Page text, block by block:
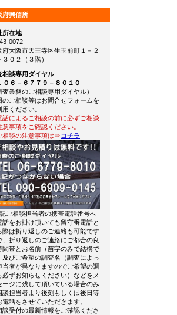
府興信所
所在地
0072
府大阪市天王寺区生玉前町１－２
３０２（３階）
相談専用ダイヤル
０６－６７７９－８０１０
査業務のご相談専用ダイヤル）
のご相談等はお問合せフォームを
用ください。
話によるご相談の前に必ずご相談
意事項をご確認ください。
談の注意事項は⇒コチラ
ご相談担当者の携帯電話番号へ
話をお掛け頂いても留守番電話と
際は折り返しのご連絡も可能です
、折り返しのご連絡にご都合の良
間帯とお名前（苗字のみで結構で
及びご希望の調査名（調査によっ
当者が異なりますのでご希望の調
必ずお知らせください）などをメ
ージに残して頂いている場合のみ
談担当者より後刻もしくは後日等
電話をさせていただきます。
談受付の最新情報をご確認くださ